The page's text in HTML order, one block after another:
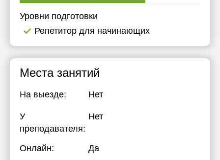
Уровни подготовки
Репетитор для начинающих
Места занятий
На выезде: Нет
У
преподавателя:
Нет
Онлайн: Да